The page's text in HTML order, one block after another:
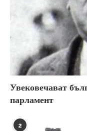
Увековечават
парламент
2